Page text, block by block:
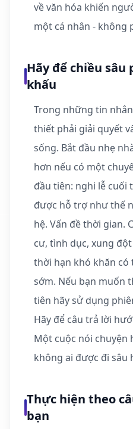
về văn hóa khiến
một cá nhân - không
Hãy để chiều sâu
khấu
Trong những tin
thiết phải giải quyết
sống. Bắt đầu nhẹ
hơn nếu có một
đầu tiên: nghi lễ cuối
được hỗ trợ như thế
hệ. Vấn đề thời gian.
cư, tình dục, xung
thời hạn khó khăn có
sớm. Nếu bạn muốn
tiên hãy sử dụng
Hãy để câu trả lời
Một cuộc nói chuyện
không ai được đi sâu
Thực hiện theo
bạn